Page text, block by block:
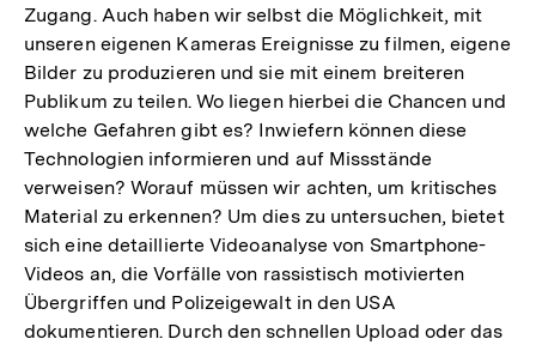
Zugang. Auch haben wir selbst die Möglichkeit, mit
unseren eigenen Kameras Ereignisse zu filmen, eigene
Bilder zu produzieren und sie mit einem breiteren
Publikum zu teilen. Wo liegen hierbei die Chancen und
welche Gefahren gibt es? Inwiefern können diese
Technologien informieren und auf Missstände
verweisen? Worauf müssen wir achten, um kritisches
Material zu erkennen? Um dies zu untersuchen, bietet
sich eine detaillierte Videoanalyse von Smartphone-
Videos an, die Vorfälle von rassistisch motivierten
Übergriffen und Polizeigewalt in den USA
dokumentieren. Durch den schnellen Upload oder das